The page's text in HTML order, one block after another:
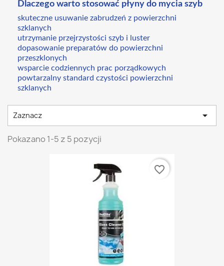
Dlaczego warto stosować płyny do mycia szyb
skuteczne usuwanie zabrudzeń z powierzchni
szklanych
utrzymanie przejrzystości szyb i luster
dopasowanie preparatów do powierzchni
przeszklonych
wsparcie codziennych prac porządkowych
powtarzalny standard czystości powierzchni
szklanych
Zaznacz 
Pokazano 1-5 z 5 pozycji
favorite_border